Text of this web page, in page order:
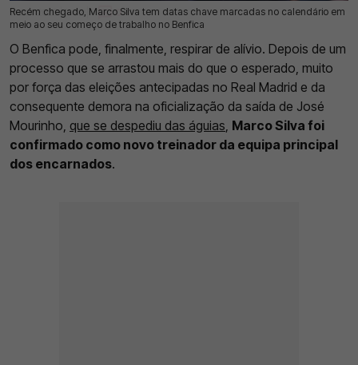
Recém chegado, Marco Silva tem datas chave marcadas no calendário em
meio ao seu começo de trabalho no Benfica
11 Jun 2026 | 11:02 | 0
O Benfica pode, finalmente, respirar de alívio. Depois de um
processo que se arrastou mais do que o esperado, muito
por força das eleições antecipadas no Real Madrid e da
consequente demora na oficialização da saída de José
Mourinho, que se despediu das águias, Marco Silva foi
confirmado como novo treinador da equipa principal
dos encarnados.